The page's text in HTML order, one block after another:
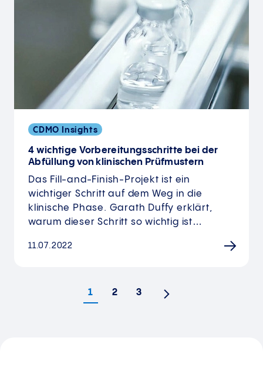
CDMO Insights
4 wichtige Vorbereitungsschritte bei der
Abfüllung von klinischen Prüfmustern
Das Fill-and-Finish-Projekt ist ein
wichtiger Schritt auf dem Weg in die
klinische Phase. Garath Duffy erklärt,
warum dieser Schritt so wichtig ist…
11.07.2022
1 2 3 Nächste